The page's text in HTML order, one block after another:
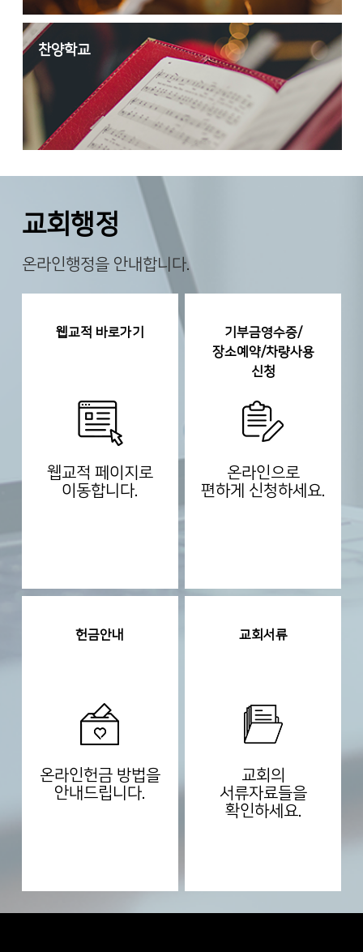
찬양학교
교회행정
온라인행정을 안내합니다.
웹교적 바로가기
웹교적 페이지로
이동합니다.
기부금영수증/
장소예약/차량사용
신청
온라인으로
편하게 신청하세요.
헌금안내
온라인헌금 방법을
안내드립니다.
교회서류
교회의
서류자료들을
확인하세요.